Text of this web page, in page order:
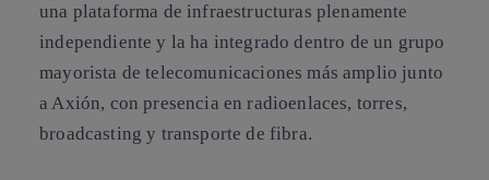
una plataforma de infraestructuras plenamente
independiente y la ha integrado dentro de un grupo
mayorista de telecomunicaciones más amplio junto
a Axión, con presencia en radioenlaces, torres,
broadcasting y transporte de fibra.